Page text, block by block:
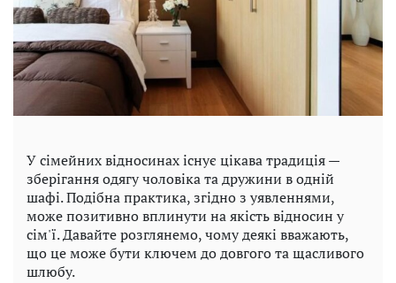
У сімейних відносинах існує цікава традиція —
зберігання одягу чоловіка та дружини в одній
шафі. Подібна практика, згідно з уявленнями,
може позитивно вплинути на якість відносин у
сім'ї. Давайте розглянемо, чому деякі вважають,
що це може бути ключем до довгого та щасливого
шлюбу.